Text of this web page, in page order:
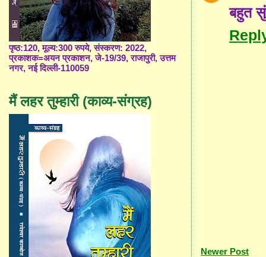
बहुत
Newer Post
पृष्ठ:120, मूल्य:300 रुपये, संस्करण: 2022,
प्रकाशक=अयन प्रकाशन, जे-19/39, राजापुरी, उत्तम
नगर, नई दिल्ली-110059
मैं लहर तुम्हारी (काव्य-संग्रह)